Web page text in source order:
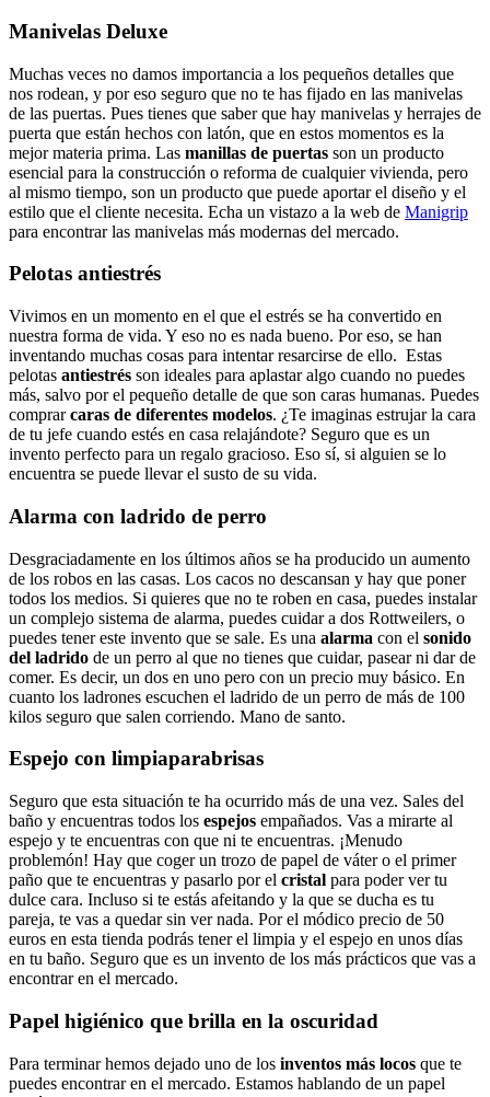
Manivelas Deluxe
Muchas veces no damos importancia a los pequeños detalles que
nos rodean, y por eso seguro que no te has fijado en las manivelas
de las puertas. Pues tienes que saber que hay manivelas y herrajes de
puerta que están hechos con latón, que en estos momentos es la
mejor materia prima. Las manillas de puertas son un producto
esencial para la construcción o reforma de cualquier vivienda, pero
al mismo tiempo, son un producto que puede aportar el diseño y el
estilo que el cliente necesita. Echa un vistazo a la web de Manigrip
para encontrar las manivelas más modernas del mercado.
Pelotas antiestrés
Vivimos en un momento en el que el estrés se ha convertido en
nuestra forma de vida. Y eso no es nada bueno. Por eso, se han
inventando muchas cosas para intentar resarcirse de ello. Estas
pelotas antiestrés son ideales para aplastar algo cuando no puedes
más, salvo por el pequeño detalle de que son caras humanas. Puedes
comprarcaras de diferentes modelos. ¿Te imaginas estrujar la cara
de tu jefe cuando estés en casa relajándote? Seguro que es un
invento perfecto para un regalo gracioso. Eso sí, si alguien se lo
encuentra se puede llevar el susto de su vida.
Alarma con ladrido de perro
Desgraciadamente en los últimos años se ha producido un aumento
de los robos en las casas. Los cacos no descansan y hay que poner
todos los medios. Si quieres que no te roben en casa, puedes instalar
un complejo sistema de alarma, puedes cuidar a dos Rottweilers, o
puedes tener este invento que se sale. Es una alarma con el sonido
del ladrido de un perro al que no tienes que cuidar, pasear ni dar de
comer. Es decir, un dos en uno pero con un precio muy básico. En
cuanto los ladrones escuchen el ladrido de un perro de más de 100
kilos seguro que salen corriendo. Mano de santo.
Espejo con limpiaparabrisas
Seguro que esta situación te ha ocurrido más de una vez. Sales del
baño y encuentras todos los espejos empañados. Vas a mirarte al
espejo y te encuentras con que ni te encuentras. ¡Menudo
problemón! Hay que coger un trozo de papel de váter o el primer
paño que te encuentras y pasarlo por el cristal para poder ver tu
dulce cara. Incluso si te estás afeitando y la que se ducha es tu
pareja, te vas a quedar sin ver nada. Por el módico precio de 50
euros en esta tienda podrás tener el limpia y el espejo en unos días
en tu baño. Seguro que es un invento de los más prácticos que vas a
encontrar en el mercado.
Papel higiénico que brilla en la oscuridad
Para terminar hemos dejado uno de los inventos más locos que te
puedes encontrar en el mercado. Estamos hablando de un papel